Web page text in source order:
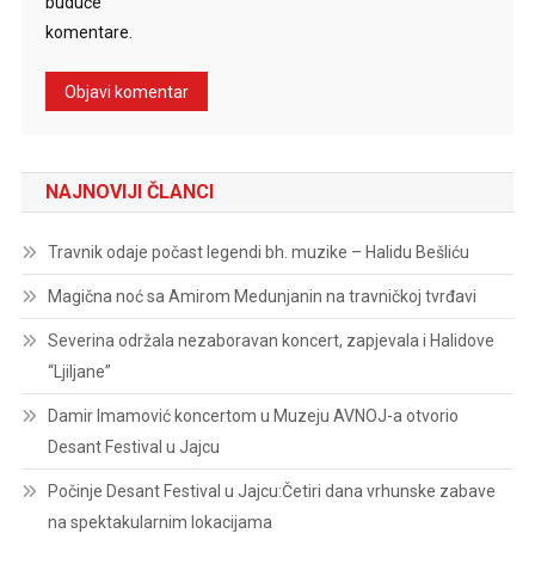
komentare.
NAJNOVIJI ČLANCI
Travnik odaje počast legendi bh. muzike – Halidu Bešliću
Magična noć sa Amirom Medunjanin na travničkoj tvrđavi
Severina održala nezaboravan koncert, zapjevala i Halidove
“Ljiljane”
Damir Imamović koncertom u Muzeju AVNOJ-a otvorio
Desant Festival u Jajcu
Počinje Desant Festival u Jajcu:Četiri dana vrhunske zabave
na spektakularnim lokacijama